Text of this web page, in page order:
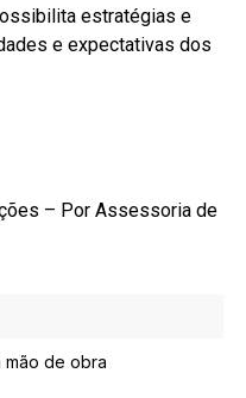
estratégias e
e expectativas dos
– Por Assessoria de
mão de obra